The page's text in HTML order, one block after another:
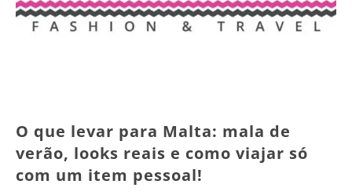
O que levar para Malta: mala de
verão, looks reais e como viajar só
com um item pessoal!